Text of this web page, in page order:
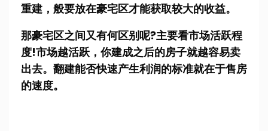
重建，般要放在豪宅区才能获取较大的收益。
那豪宅区之间又有何区别呢?主要看市场活跃程
度!市场越活跃，你建成之后的房子就越容易卖
出去。翻建能否快速产生利润的标准就在于售房
的速度。